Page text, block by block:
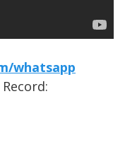
whatsapp